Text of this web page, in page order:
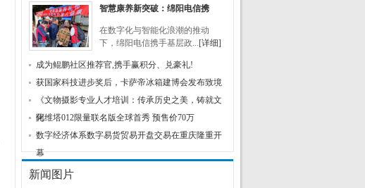
智慧康养新突破：绵阳电信携
在数字化与智能化浪潮的推动
下，绵阳电信携手基层政...[详细]
成为鲲鹏社区推荐官,携手赢积分、兑豪礼!
获国家科技进步奖后，卡萨帝冰箱建博会发布致境
《文物摄影专业人才培训：传承历史之美，铸就文
化
阿维塔012限量联名版全球首秀 预售价70万
数字经济体系数字易货贸易开盘交易在重庆隆重开
幕
新闻图片